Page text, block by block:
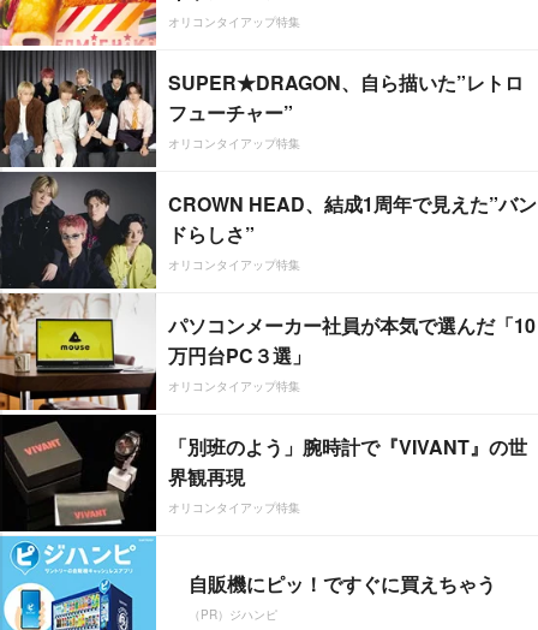
オリコンタイアップ特集
SUPER★DRAGON、自ら描いた”レトロ
フューチャー”
オリコンタイアップ特集
CROWN HEAD、結成1周年で見えた”バン
ドらしさ”
オリコンタイアップ特集
パソコンメーカー社員が本気で選んだ「10
万円台PC３選」
オリコンタイアップ特集
「別班のよう」腕時計で『VIVANT』の世
界観再現
オリコンタイアップ特集
自販機にピッ！ですぐに買えちゃう
（PR）ジハンピ